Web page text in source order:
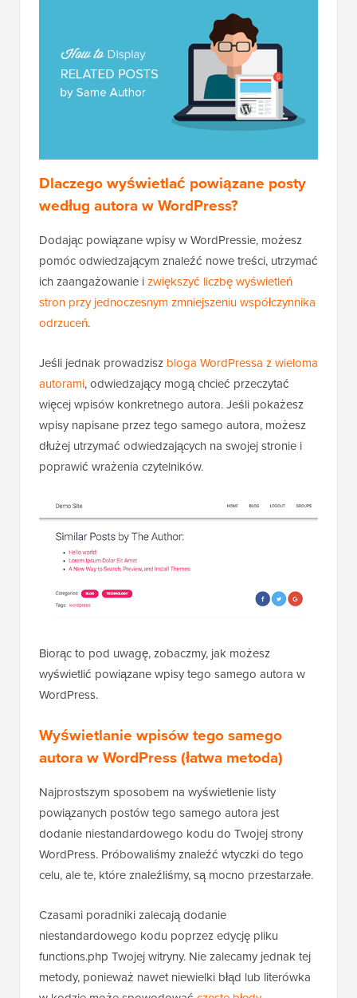
Dlaczego wyświetlać powiązane posty
według autora w WordPress?
Dodając powiązane wpisy w WordPressie, możesz
pomóc odwiedzającym znaleźć nowe treści, utrzymać
ich zaangażowanie izwiększyć liczbę wyświetleń
stron przy jednoczesnym zmniejszeniu współczynnika
odrzuceń.
Jeśli jednak prowadzisz bloga WordPressa z wieloma
autorami, odwiedzający mogą chcieć przeczytać
więcej wpisów konkretnego autora. Jeśli pokażesz
wpisy napisane przez tego samego autora, możesz
dłużej utrzymać odwiedzających na swojej stronie i
poprawić wrażenia czytelników.
Biorąc to pod uwagę, zobaczmy, jak możesz
wyświetlić powiązane wpisy tego samego autora w
WordPress.
Wyświetlanie wpisów tego samego
autora w WordPress (łatwa metoda)
Najprostszym sposobem na wyświetlenie listy
powiązanych postów tego samego autora jest
dodanie niestandardowego kodu do Twojej strony
WordPress. Próbowaliśmy znaleźć wtyczki do tego
celu, ale te, które znaleźliśmy, są mocno przestarzałe.
Czasami poradniki zalecają dodanie
niestandardowego kodu poprzez edycję pliku
functions.php Twojej witryny. Nie zalecamy jednak tej
metody, ponieważ nawet niewielki błąd lub literówka